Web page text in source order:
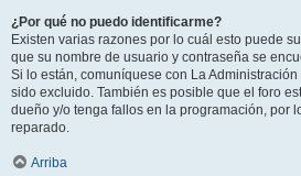
¿Por qué no puedo identificarme?
Existen varias razones por lo cuál esto puede
que su nombre de usuario y contraseña se
Si lo están, comuníquese con La
sido excluido. También es posible que el foro
dueño y/o tenga fallos en la programación, por
reparado.
Arriba